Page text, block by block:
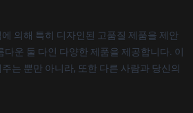
의해 특히 디자인된 고품질 제품을 제안
운 둘 다인 다양한 제품을 제공합니다. 이
는 뿐만 아니라, 또한 다른 사람과 당신의